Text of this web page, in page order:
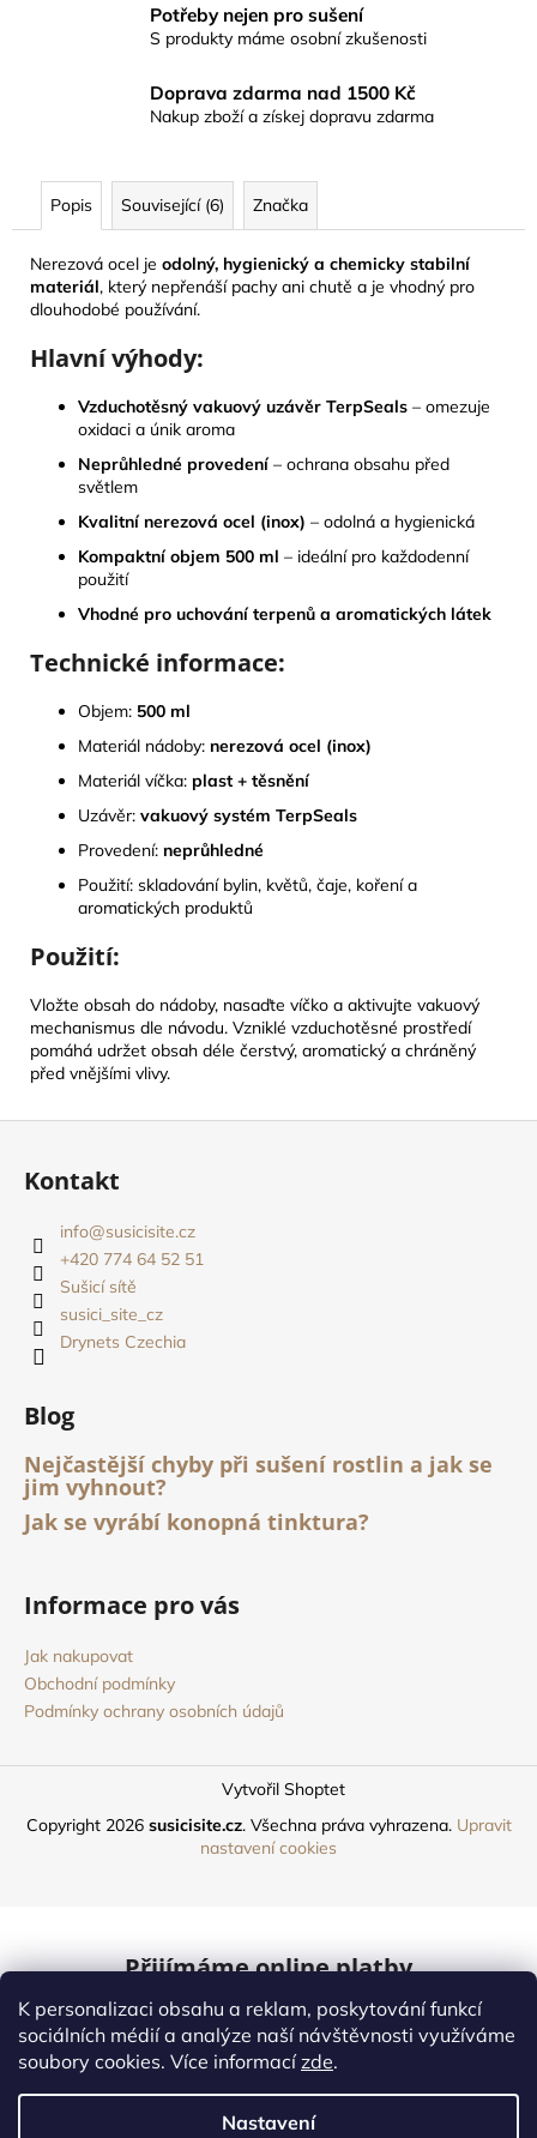
K personalizaci obsahu a reklam, poskytování funkcí
sociálních médií a analýze naší návštěvnosti využíváme
soubory cookies. Více informacízde.
Nastavení
Potřeby nejen pro sušení
S produkty máme osobní zkušenosti
Doprava zdarma nad 1500 Kč
Nakup zboží a získej dopravu zdarma
Popis Související (6) Značka
Nerezová ocel je odolný, hygienický a chemicky stabilní
materiál, který nepřenáší pachy ani chutě a je vhodný pro
dlouhodobé používání.
Hlavní výhody:
Vzduchotěsný vakuový uzávěr TerpSeals – omezuje
oxidaci a únik aroma
Neprůhledné provedení– ochrana obsahu před
světlem
Kvalitní nerezová ocel (inox) – odolná a hygienická
Kompaktní objem 500 ml – ideální pro každodenní
použití
Vhodné pro uchování terpenů a aromatických látek
Technické informace:
Objem: 500 ml
Materiál nádoby: nerezová ocel (inox)
Materiál víčka: plast + těsnění
Uzávěr: vakuový systém TerpSeals
Provedení: neprůhledné
Použití: skladování bylin, květů, čaje, koření a
aromatických produktů
Použití:
Vložte obsah do nádoby, nasaďte víčko a aktivujte vakuový
mechanismus dle návodu. Vzniklé vzduchotěsné prostředí
pomáhá udržet obsah déle čerstvý, aromatický a chráněný
před vnějšími vlivy.
Kontakt
info@susicisite.cz
+420 774 64 52 51
Sušicí sítě
susici_site_cz
Drynets Czechia
Blog
Nejčastější chyby při sušení rostlin a jak se
jim vyhnout?
Jak se vyrábí konopná tinktura?
Informace pro vás
Jak nakupovat
Obchodní podmínky
Podmínky ochrany osobních údajů
Vytvořil Shoptet
Copyright 2026 susicisite.cz. Všechna práva vyhrazena. Upravit
nastavení cookies
Přijímáme online platby
Mastercard
Online platby